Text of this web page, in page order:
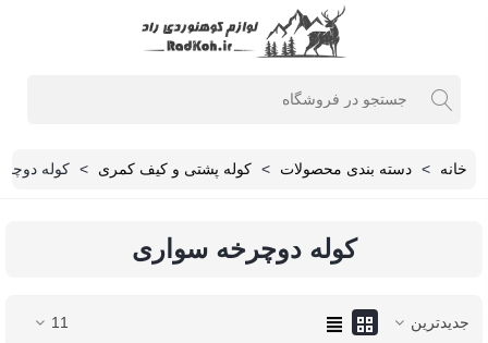
خانه > دسته بندی محصولات > کوله پشتی و کیف کمری > کوله
کوله دوچرخه سواری
جدیدترین 11